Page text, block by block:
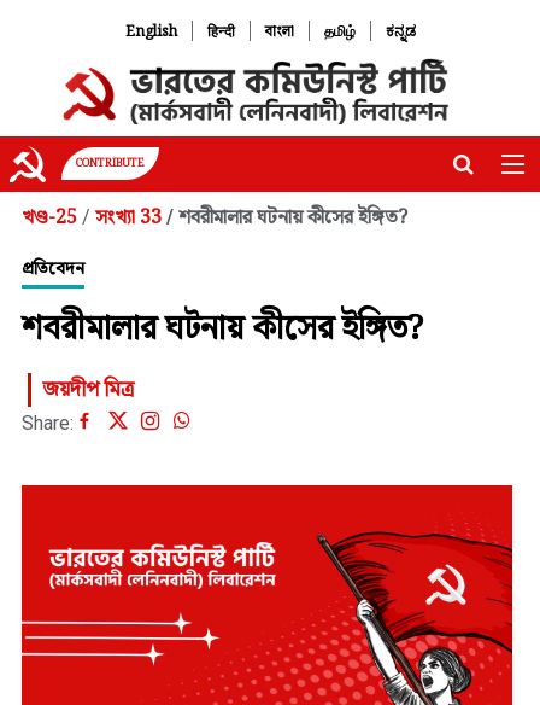
English | हिन्दी | বাংলা | தமிழ் | ಕನ್ನಡ
CONTRIBUTE
খণ্ড-25 / সংখ্যা 33 / শবরীমালার ঘটনায় কীসের ইঙ্গিত?
প্রতিবেদন
শবরীমালার ঘটনায় কীসের ইঙ্গিত?
জয়দীপ মিত্র
Share: